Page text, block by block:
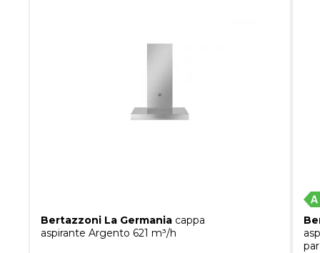
Bertazzoni La Germania cappa
aspirante Argento 621 m³/h